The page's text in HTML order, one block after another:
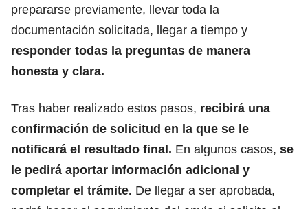
prepararse previamente, llevar toda la
documentación solicitada, llegar a tiempo y
responder todas la preguntas de manera
honesta y clara.
Tras haber realizado estos pasos, recibirá una
confirmación de solicitud en la que se le
notificará el resultado final. En algunos casos, se
le pedirá aportar información adicional y
completar el trámite. De llegar a ser aprobada,